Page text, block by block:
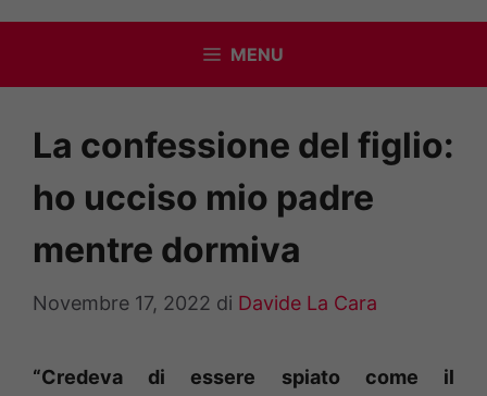
contenuto
MENU
La confessione del figlio:
ho ucciso mio padre
mentre dormiva
Novembre 17, 2022 di Davide La Cara
“Credeva di essere spiato come il